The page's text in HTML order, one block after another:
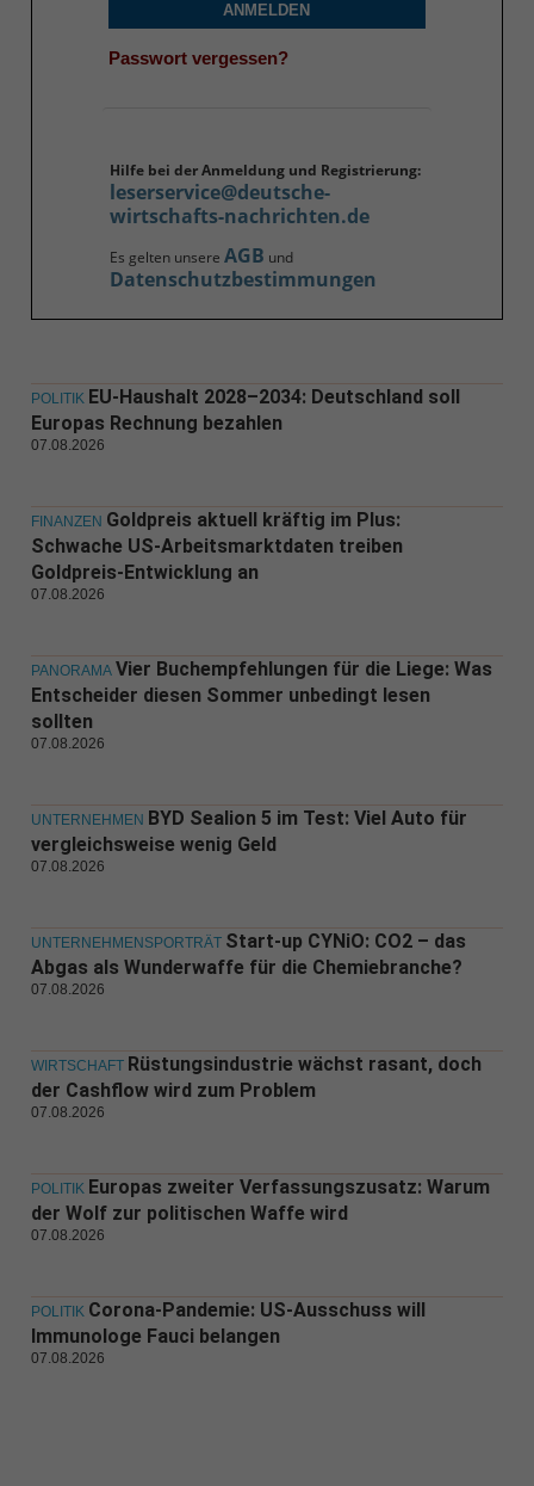
ANMELDEN
Passwort vergessen?
Hilfe bei der Anmeldung und Registrierung:
leserservice@deutsche-
wirtschafts-nachrichten.de
Es gelten unsere AGB und
Datenschutzbestimmungen
POLITIK EU-Haushalt 2028–2034: Deutschland soll
Europas Rechnung bezahlen
07.08.2026
FINANZEN Goldpreis aktuell kräftig im Plus:
Schwache US-Arbeitsmarktdaten treiben
Goldpreis-Entwicklung an
07.08.2026
PANORAMA Vier Buchempfehlungen für die Liege: Was
Entscheider diesen Sommer unbedingt lesen
sollten
07.08.2026
UNTERNEHMEN BYD Sealion 5 im Test: Viel Auto für
vergleichsweise wenig Geld
07.08.2026
UNTERNEHMENSPORTRÄT Start-up CYNiO: CO2 – das
Abgas als Wunderwaffe für die Chemiebranche?
07.08.2026
WIRTSCHAFT Rüstungsindustrie wächst rasant, doch
der Cashflow wird zum Problem
07.08.2026
POLITIK Europas zweiter Verfassungszusatz: Warum
der Wolf zur politischen Waffe wird
07.08.2026
POLITIK Corona-Pandemie: US-Ausschuss will
Immunologe Fauci belangen
07.08.2026